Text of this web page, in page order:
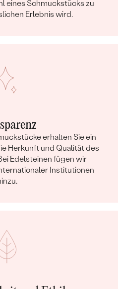
eines Schmuckstücks zu
Erlebnis wird.
erhalten Sie ein
Herkunft und Qualität des
Edelsteinen fügen wir
Institutionen